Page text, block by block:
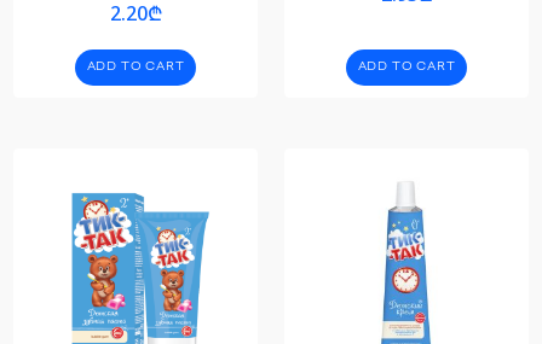
Rated
of
5
2.20₾
ADD TO CART
5
ADD TO CART